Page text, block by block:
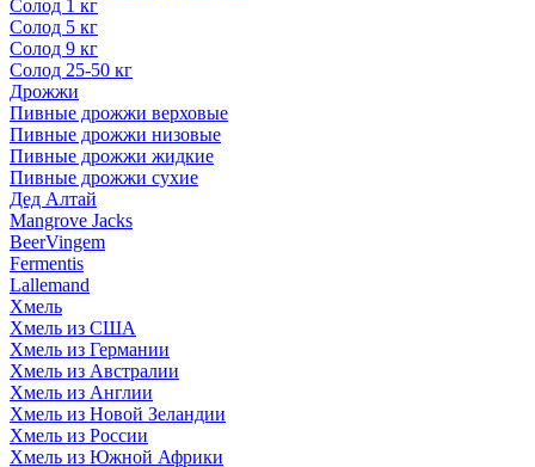
Солод 1 кг
Солод 5 кг
Солод 9 кг
Солод 25-50 кг
Дрожжи
Пивные дрожжи верховые
Пивные дрожжи низовые
Пивные дрожжи жидкие
Пивные дрожжи сухие
Дед Алтай
Mangrove Jacks
BeerVingem
Fermentis
Lallemand
Хмель
Хмель из США
Хмель из Германии
Хмель из Австралии
Хмель из Англии
Хмель из Новой Зеландии
Хмель из России
Хмель из Южной Африки